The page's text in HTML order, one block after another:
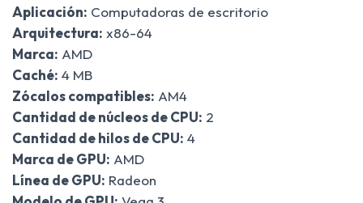
Aplicación: Computadoras de escritorio
Arquitectura: x86-64
Marca: AMD
Caché: 4 MB
Zócalos compatibles: AM4
Cantidad de núcleos de CPU: 2
Cantidad de hilos de CPU: 4
Marca de GPU: AMD
Línea de GPU: Radeon